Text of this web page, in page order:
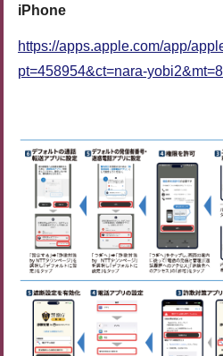
iPhone
https://apps.apple.com/app/
pt=458954&ct=nara-yobi2&mt=8